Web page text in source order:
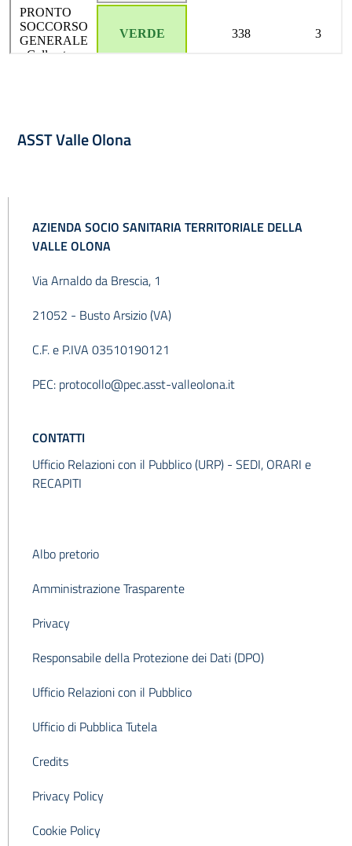
ASST Valle Olona
AZIENDA SOCIO SANITARIA TERRITORIALE DELLA
VALLE OLONA
Via Arnaldo da Brescia, 1
21052 - Busto Arsizio (VA)
C.F. e P.IVA 03510190121
PEC: protocollo@pec.asst-valleolona.it
CONTATTI
Ufficio Relazioni con il Pubblico (URP) - SEDI, ORARI e
RECAPITI
Albo pretorio
Amministrazione Trasparente
Privacy
Responsabile della Protezione dei Dati (DPO)
Ufficio Relazioni con il Pubblico
Ufficio di Pubblica Tutela
Credits
Privacy Policy
Cookie Policy